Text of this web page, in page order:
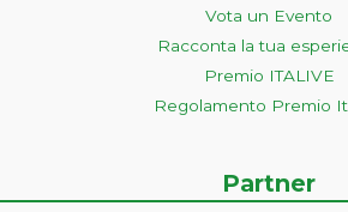
Vota un Evento
Racconta la tua
Premio ITALIVE
Regolamento Premio
Partner